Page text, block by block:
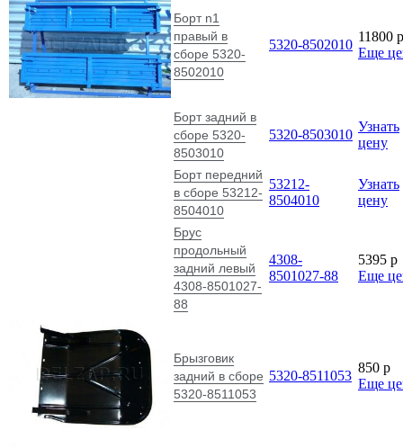
4308-8501027-
88
Брызговик
5320-8511053
Брызговик
5320-8403265
Возврат товара
Отзывы и предложения
Заказать звонок
Новости
22.04.2024